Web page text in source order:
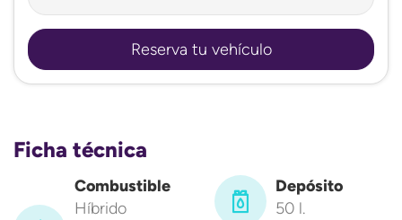
Reserva tu vehículo
Ficha técnica
Combustible
Híbrido
Depósito
50 l.